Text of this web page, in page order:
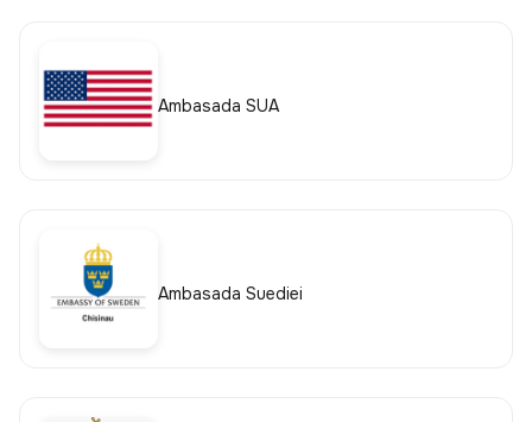
Ambasada SUA
Ambasada Suediei